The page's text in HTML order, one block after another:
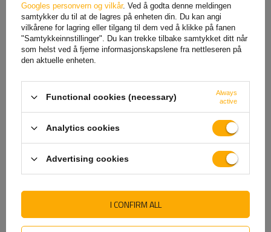
Låsesystem for kroklåsen til
ALBE Safety-Box XL
554,63 NOKnetto
AL-KO Safety Plus AKS 3004
trekkbeskyttelse
1 894,54 NOKnetto
Googles personvern og vilkår. Ved å godta denne meldingen
samtykker du til at de lagres på enheten din. Du kan angi
vilkårene for lagring eller tilgang til dem ved å klikke på fanen
"Samtykkeinnstillinger". Du kan trekke tilbake samtykket ditt når
som helst ved å fjerne informasjonskapslene fra nettleseren på
den aktuelle enheten.
Functional cookies (necessary)
Always
active
Analytics cookies
Advertising cookies
I CONFIRM ALL